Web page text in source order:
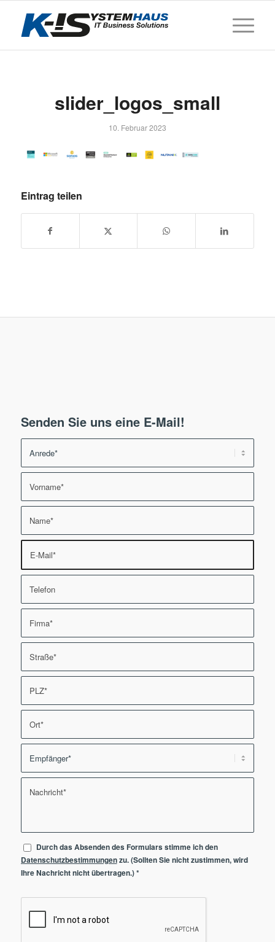
slider_logos_small
10. Februar 2023
Eintrag teilen
Senden Sie uns eine E-Mail!
Durch das Absenden des Formulars stimme ich den
Datenschutzbestimmungenzu. (Sollten Sie nicht zustimmen, wird
Ihre Nachricht nicht übertragen.)*